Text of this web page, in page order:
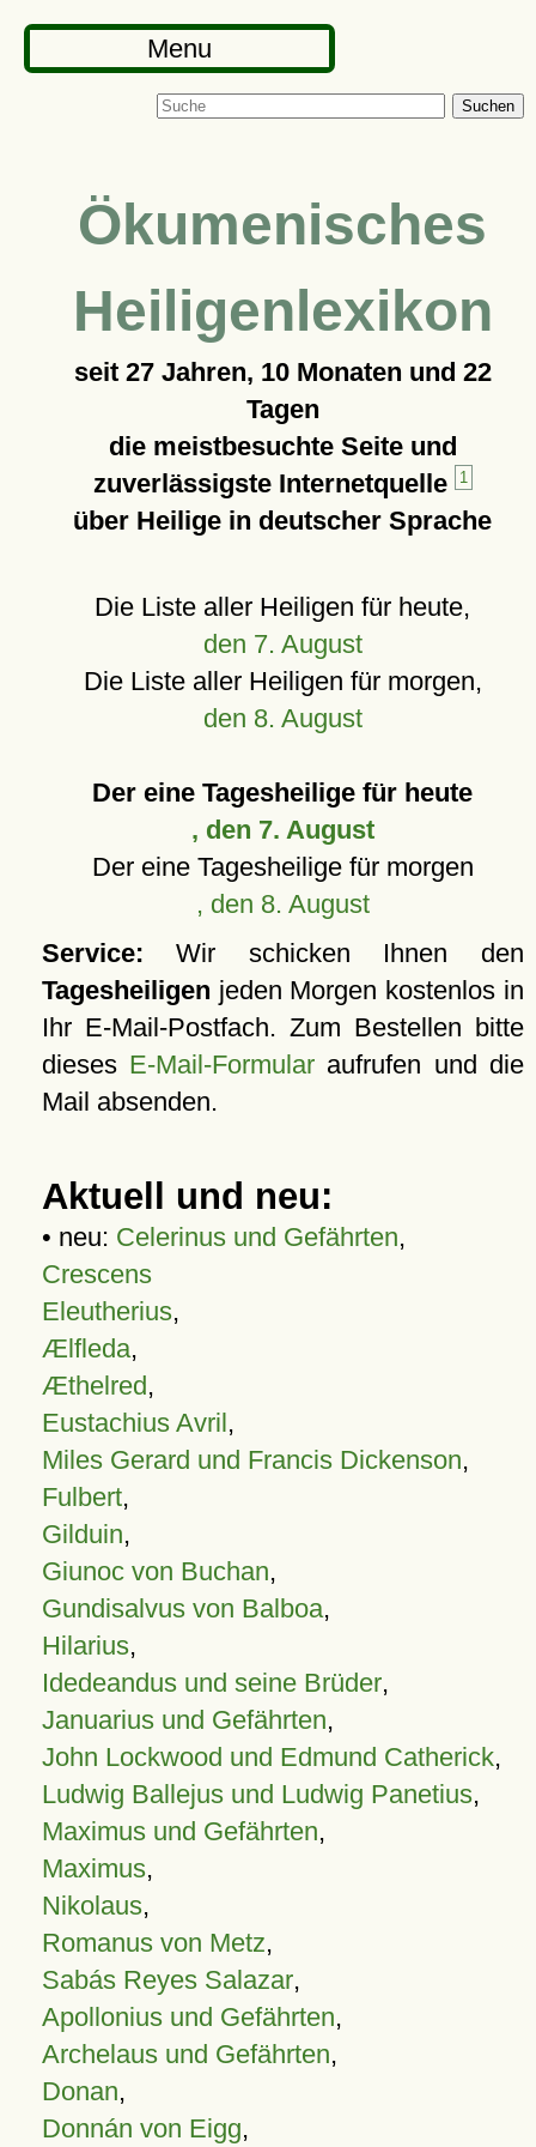
Menu
Suchen
Ökumenisches
Heiligenlexikon
seit 27 Jahren, 10 Monaten und 22
Tagen
die meistbesuchte Seite und
zuverlässigste Internetquelle
1
über Heilige in deutscher Sprache
Die Liste aller Heiligen für heute,
den 7. August
Die Liste aller Heiligen für morgen,
den 8. August
Der eine Tagesheilige für heute
, den 7. August
Der eine Tagesheilige für morgen
, den 8. August
Service: Wir schicken Ihnen den
Tagesheiligen jeden Morgen kostenlos in
Ihr E-Mail-Postfach. Zum Bestellen bitte
dieses E-Mail-Formular aufrufen und die
Mail absenden.
Aktuell und neu:
• neu: Celerinus und Gefährten,
Crescens
Eleutherius,
Ælfleda,
Æthelred,
Eustachius Avril,
Miles Gerard und Francis Dickenson,
Fulbert,
Gilduin,
Giunoc von Buchan,
Gundisalvus von Balboa,
Hilarius,
Idedeandus und seine Brüder,
Januarius und Gefährten,
John Lockwood und Edmund Catherick,
Ludwig Ballejus und Ludwig Panetius,
Maximus und Gefährten,
Maximus,
Nikolaus,
Romanus von Metz,
Sabás Reyes Salazar,
Apollonius und Gefährten,
Archelaus und Gefährten,
Donan,
Donnán von Eigg,